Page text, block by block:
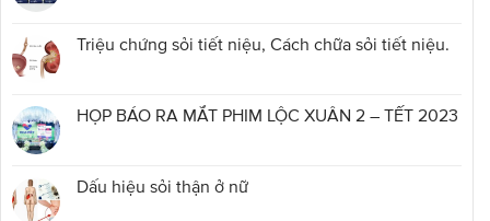
Triệu chứng sỏi tiết niệu, Cách chữa sỏi tiết niệu.
HỌP BÁO RA MẮT PHIM LỘC XUÂN 2 – TẾT 2023
Dấu hiệu sỏi thận ở nữ